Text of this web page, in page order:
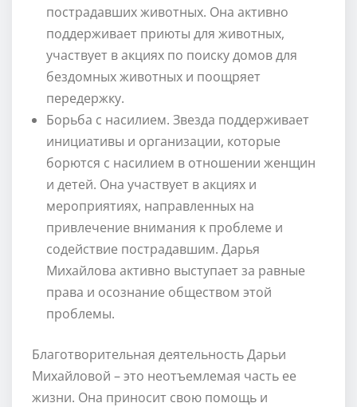
пострадавших животных. Она активно
поддерживает приюты для животных,
участвует в акциях по поиску домов для
бездомных животных и поощряет
передержку.
Борьба с насилием. Звезда поддерживает
инициативы и организации, которые
борются с насилием в отношении женщин
и детей. Она участвует в акциях и
мероприятиях, направленных на
привлечение внимания к проблеме и
содействие пострадавшим. Дарья
Михайлова активно выступает за равные
права и осознание обществом этой
проблемы.
Благотворительная деятельность Дарьи
Михайловой – это неотъемлемая часть ее
жизни. Она приносит свою помощь и